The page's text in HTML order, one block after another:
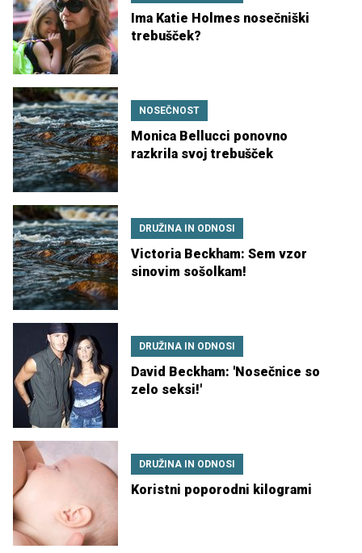
Ima Katie Holmes nosečniški
trebušček?
NOSEČNOST
Monica Bellucci ponovno
razkrila svoj trebušček
DRUŽINA IN ODNOSI
Victoria Beckham: Sem vzor
sinovim sošolkam!
DRUŽINA IN ODNOSI
David Beckham: 'Nosečnice so
zelo seksi!'
DRUŽINA IN ODNOSI
Koristni poporodni kilogrami